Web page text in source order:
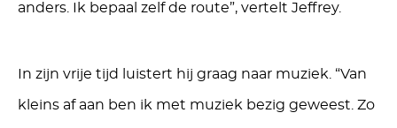
anders. Ik bepaal zelf de route”, vertelt Jeffrey.
In zijn vrije tijd luistert hij graag naar muziek. “Van
kleins af aan ben ik met muziek bezig geweest. Zo